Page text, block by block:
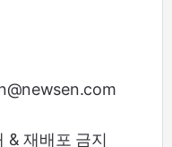
재배포 금지